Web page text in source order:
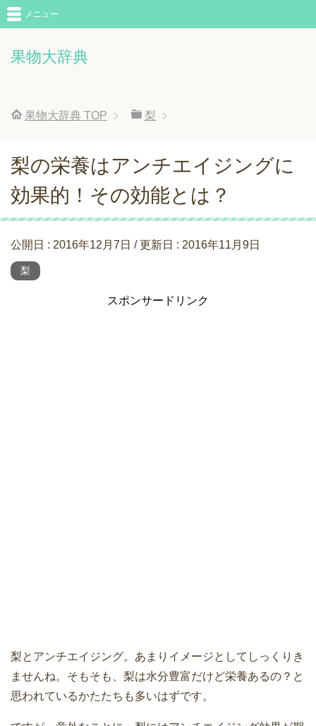
果物大辞典
メニュー
果物大辞典 TOP 梨
梨の栄養はアンチエイジングに
効果的！その効能とは？
公開日 : 2016年12月7日 / 更新日 : 2016年11月9日
梨
スポンサードリンク
梨とアンチエイジング。あまりイメージとしてしっくりき
ませんね。そもそも、梨は水分豊富だけど栄養あるの？と
思われているかたたちも多いはずです。